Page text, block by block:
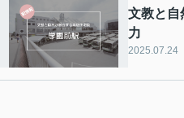
文教と
力
2025.07.24